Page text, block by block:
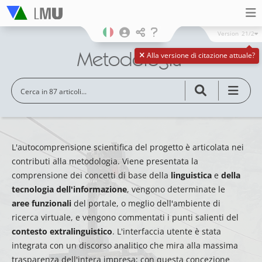
Alla versione di citazione attuale?
Version 21/2
Metodologia
L'autocomprensione scientifica del progetto è articolata nei
contributi alla metodologia. Viene presentata la
comprensione dei concetti di base della linguistica e della
tecnologia dell'informazione, vengono determinate le
aree funzionali del portale, o meglio dell'ambiente di
ricerca virtuale, e vengono commentati i punti salienti del
contesto extralinguistico. L'interfaccia utente è stata
integrata con un discorso analitico che mira alla massima
trasparenza dell'intera impresa; con questa concezione